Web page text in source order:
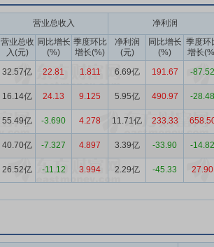
营业总收入 净利润
营业总收
入(元)
同比增长
(%)
季度环比
增长(%)
净利润
(元)
同比增长
(%)
季度环
增长
32.57亿 22.81 1.811 6.69亿 191.67 -87.52
16.14亿 24.13 9.125 5.95亿 490.97 -28.48
55.49亿 -3.690 4.278 11.71亿 233.33
40.70亿 -7.327 4.897 3.39亿 -33.90 -14.82
26.52亿 -11.12 3.994 2.29亿 -45.33 27.90